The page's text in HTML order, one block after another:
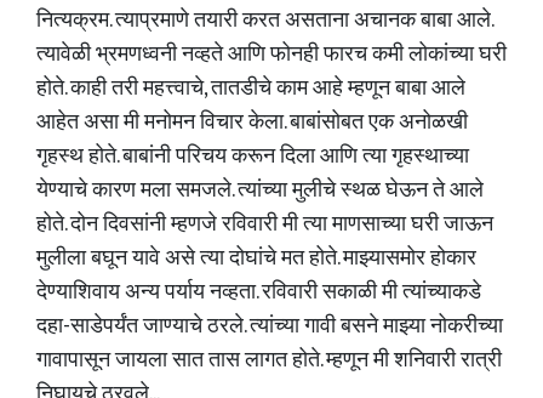
नित्यक्रम. त्याप्रमाणे तयारी करत असताना अचानक बाबा आले.
त्यावेळी भ्रमणध्वनी नव्हते आणि फोनही फारच कमी लोकांच्या घरी
होते. काही तरी महत्त्वाचे, तातडीचे काम आहे म्हणून बाबा आले
आहेत असा मी मनोमन विचार केला. बाबांसोबत एक अनोळखी
गृहस्थ होते. बाबांनी परिचय करून दिला आणि त्या गृहस्थाच्या
येण्याचे कारण मला समजले. त्यांच्या मुलीचे स्थळ घेऊन ते आले
होते. दोन दिवसांनी म्हणजे रविवारी मी त्या माणसाच्या घरी जाऊन
मुलीला बघून यावे असे त्या दोघांचे मत होते. माझ्यासमोर होकार
देण्याशिवाय अन्य पर्याय नव्हता. रविवारी सकाळी मी त्यांच्याकडे
दहा-साडेपर्यंत जाण्याचे ठरले. त्यांच्या गावी बसने माझ्या नोकरीच्या
गावापासून जायला सात तास लागत होते. म्हणून मी शनिवारी रात्री